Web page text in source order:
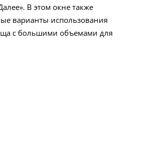
В этом окне также
варианты использования
с большими объемами для